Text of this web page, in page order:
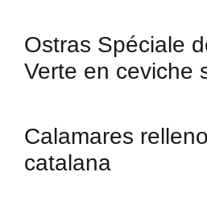
Ostras Spéciale
Verte en ceviche
Calamares
catalana